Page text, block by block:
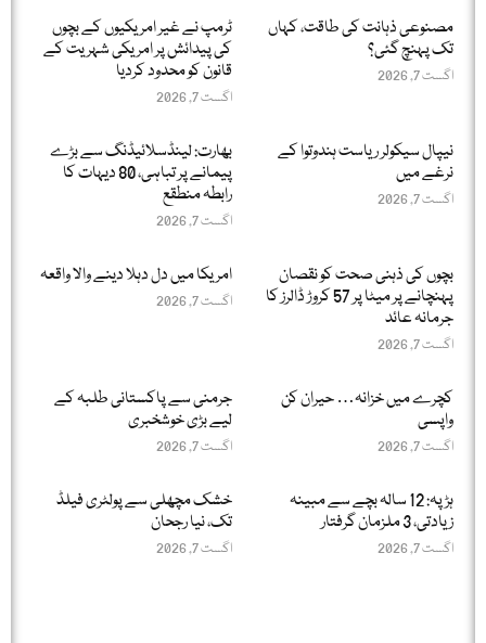
مصنوعی ذہانت کی طاقت، کہاں
تک پہنچ گئی؟
اگست 7, 2026
ٹرمپ نے غیر امریکیوں کے بچوں
کی پیدائش پر امریکی شہریت کے
قانون کو محدود کردیا
اگست 7, 2026
نیپال سیکولر ریاست ہندوتوا کے
نرغے میں
اگست 7, 2026
بھارت: لینڈسلائیڈنگ سے بڑے
پیمانے پر تباہی، 80 دیہات کا
رابطہ منطقع
اگست 7, 2026
بچوں کی ذہنی صحت کو نقصان
پہنچانے پر میٹا پر 57 کروڑ ڈالرز کا
جرمانہ عائد
اگست 7, 2026
امریکا میں دل دہلا دینے والا واقعہ
اگست 7, 2026
کچرے میں خزانہ… حیران کن
واپسی
اگست 7, 2026
جرمنی سے پاکستانی طلبہ کے
لیے بڑی خوشخبری
اگست 7, 2026
ہڑپہ: 12 سالہ بچے سے مبینہ
زیادتی، 3 ملزمان گرفتار
اگست 7, 2026
خشک مچھلی سے پولٹری فیلڈ
تک، نیا رجحان
اگست 7, 2026